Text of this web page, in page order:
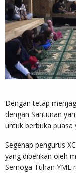
Dengan tetap
dengan Santunan
untuk berbuka puasa
Segenap pengurus
yang diberikan oleh
Semoga Tuhan YME